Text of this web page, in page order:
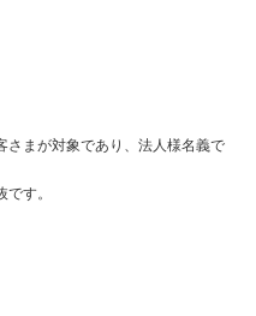
さまが対象であり、法人様名義で
す。